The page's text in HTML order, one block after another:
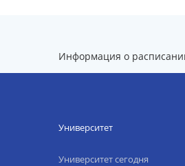
Информация о
Университет
Университет сегодня